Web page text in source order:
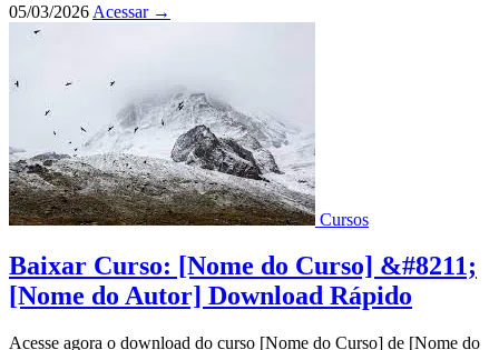
05/03/2026 Acessar →
Cursos
Baixar Curso: [Nome do Curso] &#8211;
[Nome do Autor] Download Rápido
Acesse agora o download do curso [Nome do Curso] de [Nome do